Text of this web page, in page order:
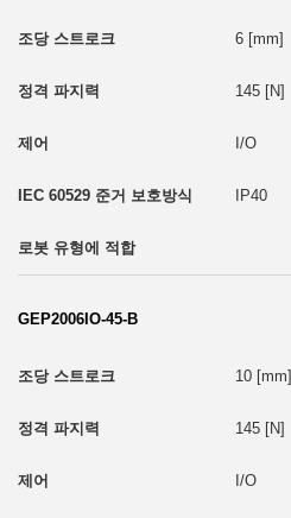
6 [mm]
145 [N]
I/O
IP40
GEP2006IO-45-B
10 [mm]
145 [N]
I/O